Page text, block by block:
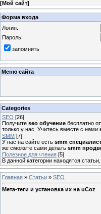
[Мой сайт]
Форма входа
Логин:
Пароль:
запомнить
Меню сайта
Categories
SEO [26]
Получите seo обучение бесплатно
только у нас. Учитесь вместе с нами
SMM [7]
У нас на сайте есть smm специалист
же сможете сами делать smm
Полезное для чтения [5]
В данной категории находятся
Главная » Статьи » SEO
Мета-теги и установка их на uCoz